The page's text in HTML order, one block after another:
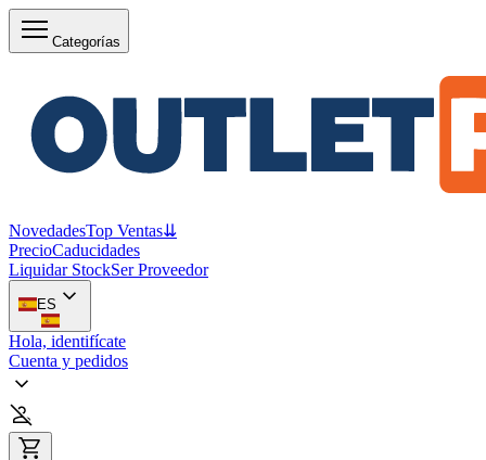
Categorías
NovedadesTop Ventas⇊
PrecioCaducidades
Liquidar StockSer Proveedor
ES
Hola, identifícate
Cuenta y pedidos